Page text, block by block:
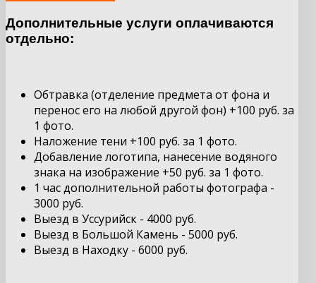
Дополнительные услуги оплачиваются
отдельно:
Обтравка (отделение предмета от фона и
перенос его на любой другой фон) +100 руб. за
1 фото.
Наложение тени +100 руб. за 1 фото.
Добавление логотипа, нанесение водяного
знака на изображение +50 руб. за 1 фото.
1 час дополнительной работы фотографа -
3000 руб.
Выезд в Уссурийск - 4000 руб.
Выезд в Большой Камень - 5000 руб.
Выезд в Находку - 6000 руб.